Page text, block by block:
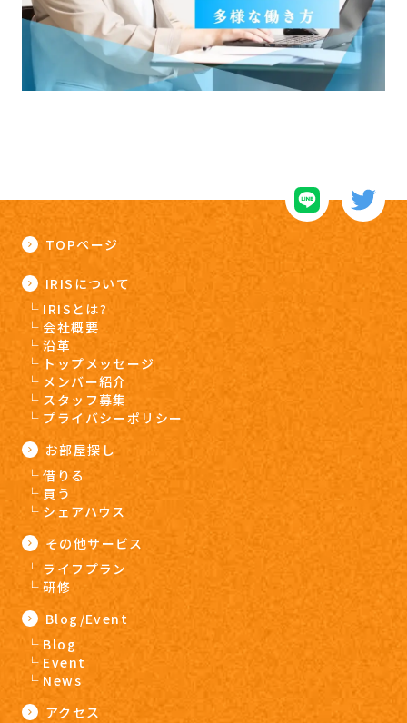
TOPページ
IRISについて
IRISとは?
会社概要
沿革
トップメッセージ
メンバー紹介
スタッフ募集
プライバシーポリシー
お部屋探し
借りる
買う
シェアハウス
その他サービス
ライフプラン
研修
Blog/Event
Blog
Event
News
アクセス